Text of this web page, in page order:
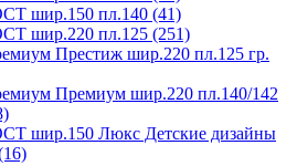
шир.150 пл.140 (41)
шир.220 пл.125 (251)
Престиж шир.220 пл.125 гр.
Премиум шир.220 пл.140/142
шир.150 Люкс Детские дизайны